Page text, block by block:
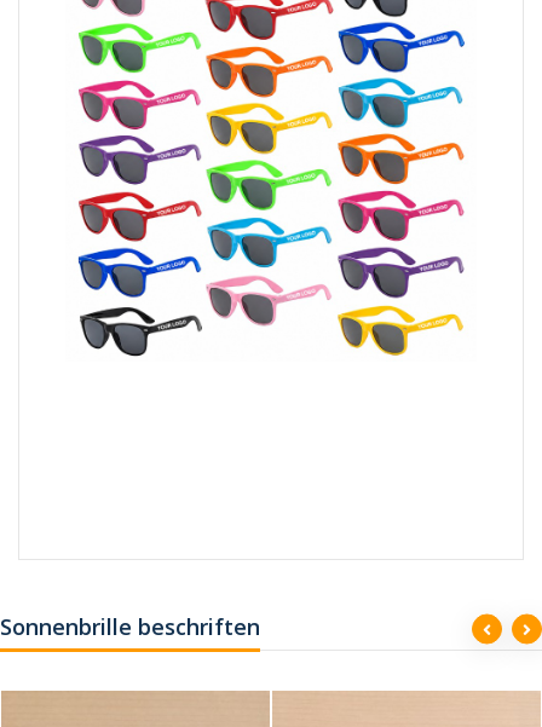
Sonnenbrille beschriften